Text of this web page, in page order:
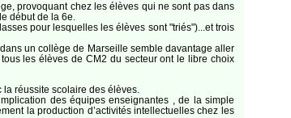
provoquant chez les élèves qui ne sont pas dans
début de la 6e.
pour lesquelles les élèves sont "triés")...et trois
un collège de Marseille semble davantage aller
les élèves de CM2 du secteur ont le libre choix
réussite scolaire des élèves.
des équipes enseignantes , de la simple
la production d’activités intellectuelles chez les